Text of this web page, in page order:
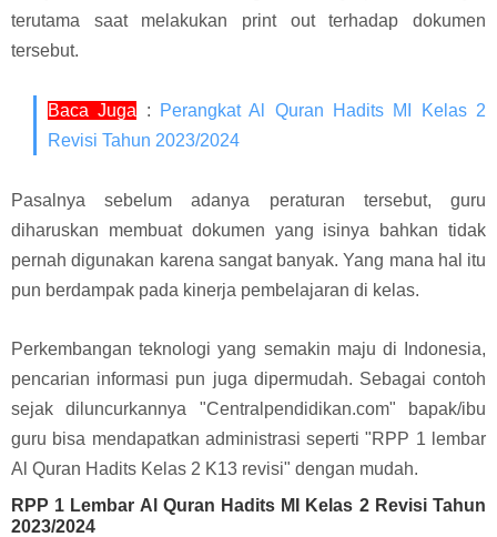
terutama saat melakukan print out terhadap dokumen
tersebut.
Baca Juga :
Perangkat Al Quran Hadits MI Kelas 2
Revisi Tahun 2023/2024
Pasalnya sebelum adanya peraturan tersebut, guru
diharuskan membuat dokumen yang isinya bahkan tidak
pernah digunakan karena sangat banyak. Yang mana hal itu
pun berdampak pada kinerja pembelajaran di kelas.
Perkembangan teknologi yang semakin maju di Indonesia,
pencarian informasi pun juga dipermudah. Sebagai contoh
sejak diluncurkannya "Centralpendidikan.com" bapak/ibu
guru bisa mendapatkan administrasi seperti "RPP 1 lembar
Al Quran Hadits Kelas 2 K13 revisi" dengan mudah.
RPP 1 Lembar Al Quran Hadits MI Kelas 2 Revisi Tahun
2023/2024